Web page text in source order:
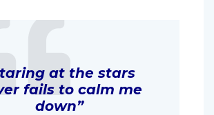
at the stars
fails to calm me
down”